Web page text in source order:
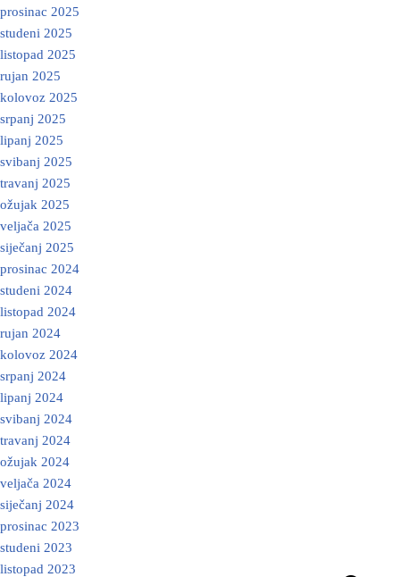
prosinac 2025
studeni 2025
listopad 2025
rujan 2025
kolovoz 2025
srpanj 2025
lipanj 2025
svibanj 2025
travanj 2025
ožujak 2025
veljača 2025
siječanj 2025
prosinac 2024
studeni 2024
listopad 2024
rujan 2024
kolovoz 2024
srpanj 2024
lipanj 2024
svibanj 2024
travanj 2024
ožujak 2024
veljača 2024
siječanj 2024
prosinac 2023
studeni 2023
listopad 2023